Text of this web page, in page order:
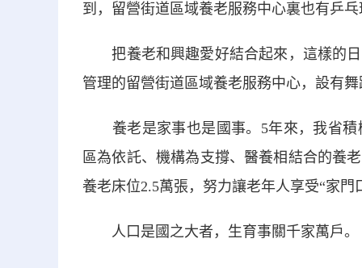
到，留營街道區域養老服務中心裏也有乒
把養老和興趣愛好結合起來，這樣的日
管理的留營街道區域養老服務中心，設有
養老是家事也是國事。5年來，我省積
區為依託、機構為支撐、醫養相結合的養
養老床位2.5萬張，努力讓老年人享受“家門
人口是國之大者，生育事關千家萬戶。